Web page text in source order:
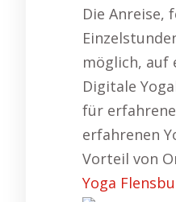
Die Anreise,
möglich, auf
Digitale
für
erfahrenen
Vorteil von
Yoga